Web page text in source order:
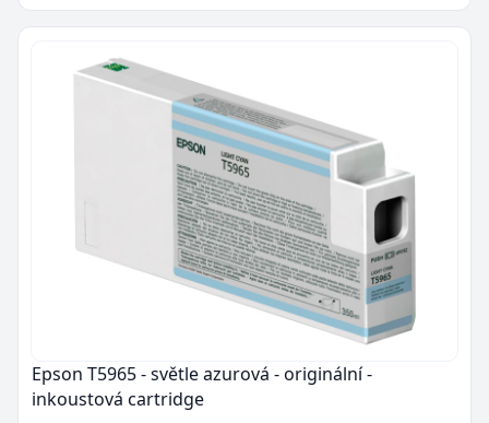
Epson T5965 - světle azurová - originální -
inkoustová cartridge